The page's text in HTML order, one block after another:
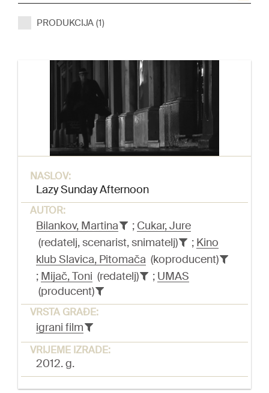
PRODUKCIJA (1)
NASLOV:
Lazy Sunday Afternoon
AUTOR:
Bilankov, Martina ; Cukar, Jure
(redatelj, scenarist, snimatelj)
; Kino
klub Slavica, Pitomača (koproducent)
; Mijač, Toni (redatelj) ; UMAS
(producent)
VRSTA GRAĐE:
igrani film
VRIJEME IZRADE:
2012. g.